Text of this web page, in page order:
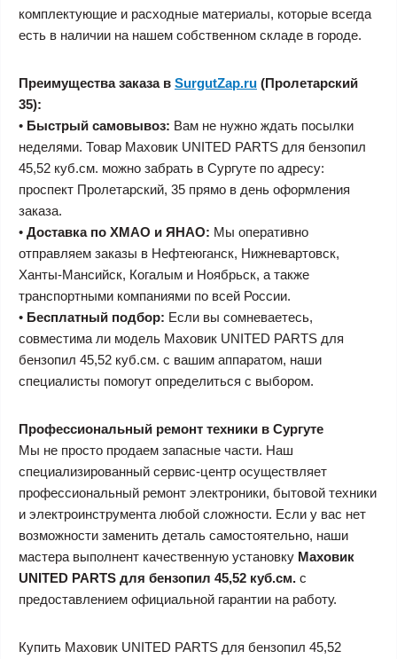
комплектующие и расходные материалы, которые всегда
есть в наличии на нашем собственном складе в городе.
Преимущества заказа в SurgutZap.ru (Пролетарский
35):
• Быстрый самовывоз: Вам не нужно ждать посылки
неделями. Товар Маховик UNITED PARTS для бензопил
45,52 куб.см. можно забрать в Сургуте по адресу:
проспект Пролетарский, 35 прямо в день оформления
заказа.
• Доставка по ХМАО и ЯНАО: Мы оперативно
отправляем заказы в Нефтеюганск, Нижневартовск,
Ханты-Мансийск, Когалым и Ноябрьск, а также
транспортными компаниями по всей России.
• Бесплатный подбор: Если вы сомневаетесь,
совместима ли модель Маховик UNITED PARTS для
бензопил 45,52 куб.см. с вашим аппаратом, наши
специалисты помогут определиться с выбором.
Профессиональный ремонт техники в Сургуте
Мы не просто продаем запасные части. Наш
специализированный сервис-центр осуществляет
профессиональный ремонт электроники, бытовой техники
и электроинструмента любой сложности. Если у вас нет
возможности заменить деталь самостоятельно, наши
мастера выполнент качественную установку Маховик
UNITED PARTS для бензопил 45,52 куб.см. с
предоставлением официальной гарантии на работу.
Купить Маховик UNITED PARTS для бензопил 45,52